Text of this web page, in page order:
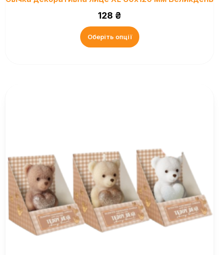
128 ₴
Оберіть опції